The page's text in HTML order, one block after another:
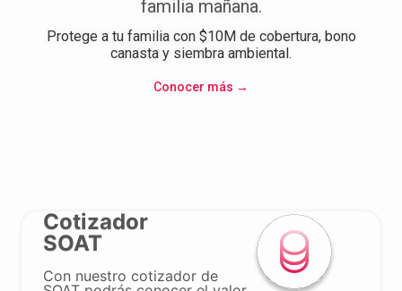
familia mañana.
Protege a tu familia con $10M de cobertura, bono
canasta y siembra ambiental.
Conocer más →
Cotizador
SOAT
Con nuestro cotizador de